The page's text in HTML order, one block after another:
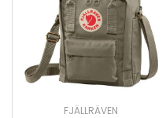
FJÄLLRÄVEN